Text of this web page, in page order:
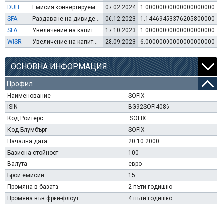
DUH
Емисия конвертируеми облигации 07.02.2024
1.00000000000000000000
SFA
Раздаване на дивидент 06.12.2023
1.14469453376205800000
SFA
Увеличение на капитал (упражняване на варанти) 17.10.2023
1.00000000000000000000
WISR
Увеличение на капитал (резерви) 28.09.2023 6.00000000000000000000
ОСНОВНА ИНФОРМАЦИЯ
Профил
Наименование
SOFIX
ISIN
BG92SOFI4086
Код Ройтерс
.SOFIX
Код Блумбърг
SOFIX
Начална дата
20.10.2000
Базисна стойност
100
Валута
евро
Брой емисии
15
Промяна в базата
2 пъти годишно
Промяна във фрий-флоут
4 пъти годишно